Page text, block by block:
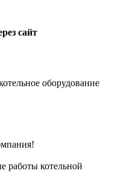
сайт
оборудование
работы котельной